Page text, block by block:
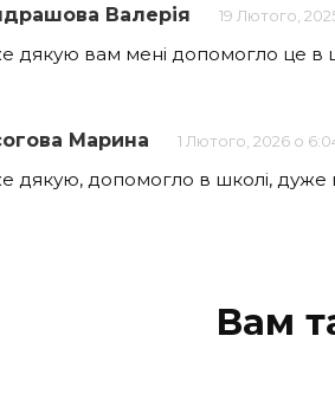
Валерія 19 Лютого,
дякую вам мені допомогло це
Марина 1 Лютого, 2026 о
дякую, допомогло в школі, дуже
Вам